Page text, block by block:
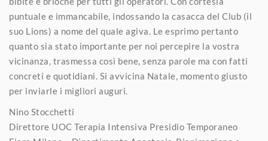
puntuale e immancabile, indossando la casacca del Club (il
suo Lions) a nome del quale agiva. Le esprimo pertanto
quanto sia stato importante per noi percepire la vostra
vicinanza, trasmessa così bene, senza parole ma con fatti
concreti e quotidiani. Si avvicina Natale, momento giusto
per inviarle i migliori auguri.
Nino Stocchetti
Direttore UOC Terapia Intensiva Presidio Temporaneo